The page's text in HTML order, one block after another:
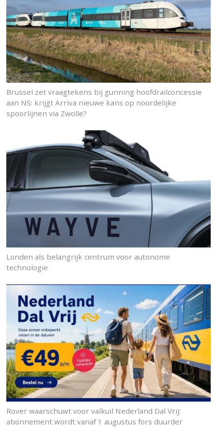
Brussel zet vraagtekens bij gunning hoofdrailconcessie
aan NS: krijgt Arriva nieuwe kans op noordelijke
spoorlijnen via Zwolle?
Londen als belangrijk centrum voor autonome
technologie
Rover waarschuwt voor valkuil Nederland Dal Vrij:
abonnement wordt vanaf 1 augustus fors duurder